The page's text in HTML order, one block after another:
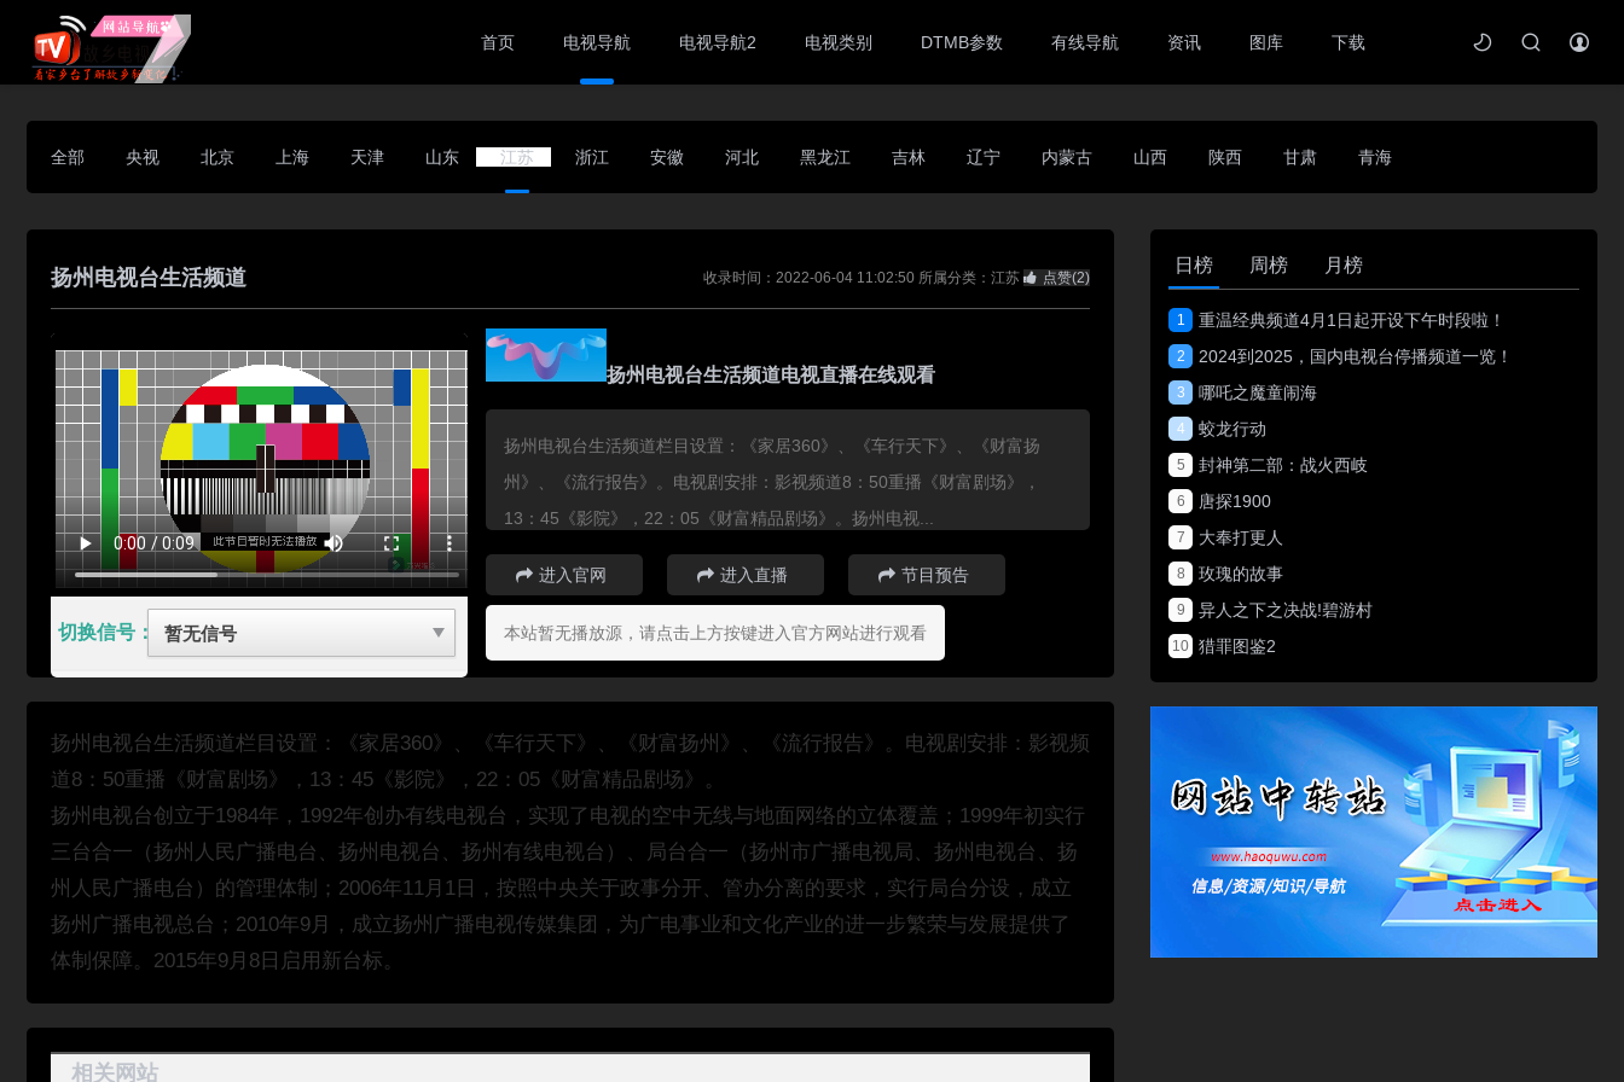
首页 电视导航 电视导航2 电视类别 DTMB参数 有线导航 资讯 图库 下载
全部 央视 北京 上海 天津 山东 江苏 浙江 安徽 河北 黑龙江 吉林 辽宁 内蒙古 山西 陕西 甘肃 青海
扬州电视台生活频道 收录时间：2022-06-04 11:02:50 所属分类：江苏 点赞(2)
切换信号：
扬州电视台生活频道电视直播在线观看
扬州电视台生活频道栏目设置：《家居360》、《车行天下》、《财富扬
州》、《流行报告》。电视剧安排：影视频道8：50重播《财富剧场》，
13：45《影院》，22：05《财富精品剧场》。扬州电视...
进入官网 进入直播 节目预告
本站暂无播放源，请点击上方按键进入官方网站进行观看
扬州电视台生活频道栏目设置：《家居360》、《车行天下》、《财富扬州》、《流行报告》。电视剧安排：影视频
道8：50重播《财富剧场》，13：45《影院》，22：05《财富精品剧场》。
扬州电视台创立于1984年，1992年创办有线电视台，实现了电视的空中无线与地面网络的立体覆盖；1999年初实行
三台合一（扬州人民广播电台、扬州电视台、扬州有线电视台）、局台合一（扬州市广播电视局、扬州电视台、扬
州人民广播电台）的管理体制；2006年11月1日，按照中央关于政事分开、管办分离的要求，实行局台分设，成立
扬州广播电视总台；2010年9月，成立扬州广播电视传媒集团，为广电事业和文化产业的进一步繁荣与发展提供了
体制保障。2015年9月8日启用新台标。
相关网站
日榜 周榜 月榜
1 重温经典频道4月1日起开设下午时段啦！
2 2024到2025，国内电视台停播频道一览！
3 哪吒之魔童闹海
4 蛟龙行动
5 封神第二部：战火西岐
6 唐探1900
7 大奉打更人
8 玫瑰的故事
9 异人之下之决战!碧游村
10 猎罪图鉴2